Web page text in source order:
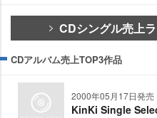
CDシングル売上
CDアルバム売上TOP3作品
2000年05月17日発売
KinKi Single